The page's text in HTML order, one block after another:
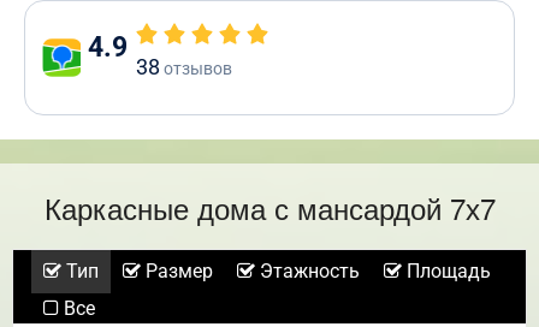
4.9
38 отзывов
Каркасные дома с мансардой 7х7
Тип Размер Этажность
Площадь
Все